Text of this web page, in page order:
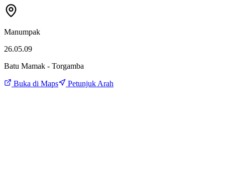
Manumpak
26.05.09
Batu Mamak - Torgamba
Buka di Maps Petunjuk Arah